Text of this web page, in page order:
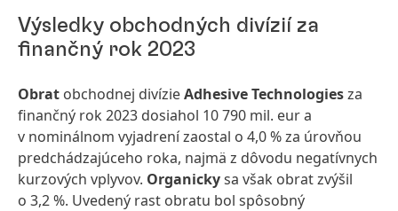
Výsledky obchodných divízií za
finančný rok 2023
Obrat obchodnej divízieAdhesive Technologiesza
finančný rok 2023 dosiahol 10 790 mil. eur a
v nominálnom vyjadrení zaostal o 4,0 % za úrovňou
predchádzajúceho roka, najmä z dôvodu negatívnych
kurzových vplyvov. Organickysa však obrat zvýšil
o 3,2 %. Uvedený rast obratu bol spôsobný